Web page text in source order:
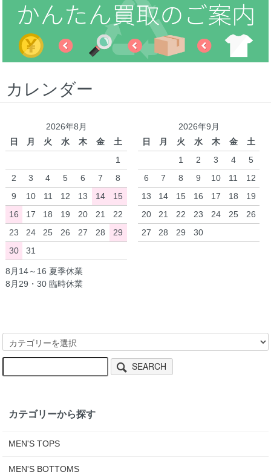
カレンダー
2026年8月
日
月 火 水 木 金
土
1
2
3 4 5 6 7
8
9
10 11 12 13 14
15
16
17 18 19 20 21
22
23
24 25 26 27 28
29
30
31
2026年9月
日
月 火 水 木 金
土
1
2 3 4
5
6
7 8 9 10 11
12
13
14 15 16 17 18
19
20
21 22 23 24 25
26
27
28 29 30
8月14～16 夏季休業
8月29・30 臨時休業
SEARCH
カテゴリーから探す
MEN'S TOPS
MEN'S BOTTOMS